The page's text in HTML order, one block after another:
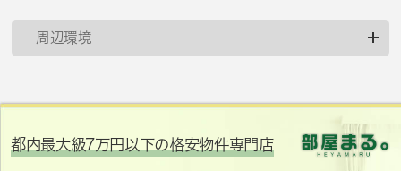
周辺環境
都内最大級7万円以下の格安物件専門店